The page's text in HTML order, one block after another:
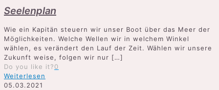
Seelenplan
Wie ein Kapitän steuern wir unser Boot über das Meer der
Möglichkeiten. Welche Wellen wir in welchem Winkel
wählen, es verändert den Lauf der Zeit. Wählen wir unsere
Zukunft weise, folgen wir nur […]
Do you like it?0
Weiterlesen
05.03.2021